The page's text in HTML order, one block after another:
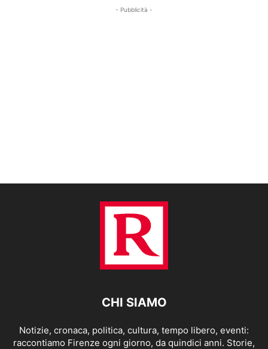
- Pubblicità -
CHI SIAMO
Notizie, cronaca, politica, cultura, tempo libero, eventi:
raccontiamo Firenze ogni giorno, da quindici anni. Storie,